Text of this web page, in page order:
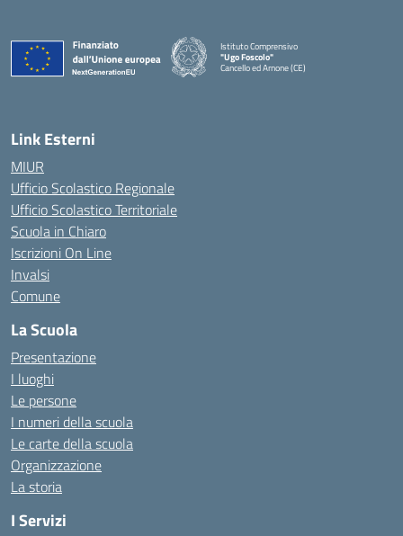
Istituto Comprensivo
"Ugo Foscolo"
Cancello ed Arnone (CE)
Link Esterni
MIUR
Ufficio Scolastico Regionale
Ufficio Scolastico Territoriale
Scuola in Chiaro
Iscrizioni On Line
Invalsi
Comune
La Scuola
Presentazione
I luoghi
Le persone
I numeri della scuola
Le carte della scuola
Organizzazione
La storia
I Servizi